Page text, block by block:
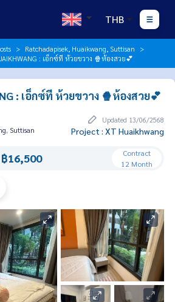
THB
Ratchadapisek, Huaikwang, Suttisan
: เอ็กซ์ที ห้วยขวาง 🍿ห้องสวย💕
: เอ็กซ์ที ห้วยขวาง 🍿ห้องสวย💕
Updated 13/06/2568
Suttisan
Project : XT Huaikhwang
฿16,500
Contract
12 Month